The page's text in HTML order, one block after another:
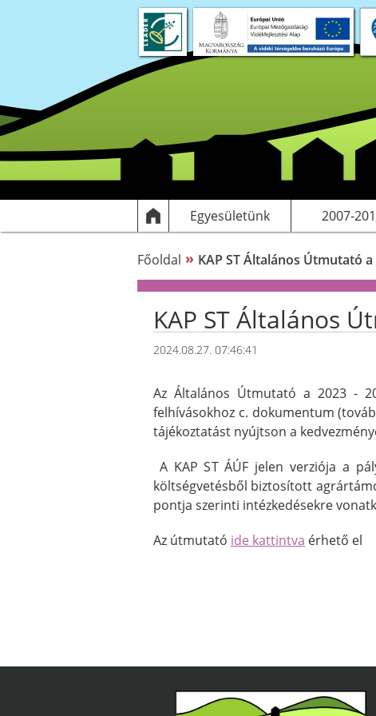
Egyesületünk 2007-
Főoldal » KAP ST Általános Útmutató a
KAP ST Általános
2024.08.27. 07:46:41
Az Általános Útmutató a 2023 -
felhívásokhoz c. dokumentum
tájékoztatást nyújtson a
A KAP ST ÁÚF jelen verziója a
költségvetésből biztosított
pontja szerinti intézkedésekre
Az útmutató ide kattintva érhető el
Rólunk Elérhetőségek
Dokumentumok Támogatott
Egyesülethez csatlakozás HFS